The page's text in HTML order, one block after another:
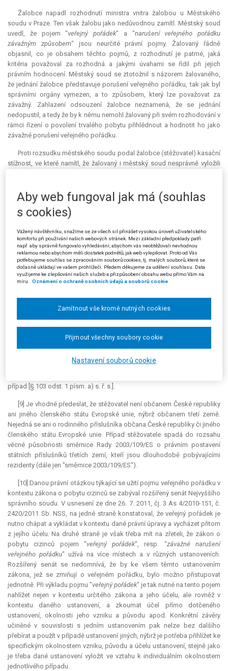
Žalobce napadl rozhodnutí ministra vnitra žalobou u Městského
soudu v Praze. Ten však žalobu jako nedůvodnou zamítl. Městský soud
uvedl, že pojem "veřejný pořádek" a "narušení veřejného pořádku
závažným způsobem" jsou neurčité právní pojmy. Žalovaný řádně
objasnil, co je obsahem těchto pojmů, z rozhodnutí je patrné, jaká
kritéria považoval za rozhodná a jakými úvahami se řídil při jejich
právním hodnocení. Městský soud se ztotožnil s názorem žalovaného,
že jednání žalobce představuje porušení veřejného pořádku, tak jak byl
správními orgány vymezen, a to způsobem, který lze považovat za
závažný. Zahlazení odsouzení žalobce neznamená, že se jednání
nedopustil, a tedy že by k němu nemohl žalovaný při svém rozhodování v
rámci řízení o povolení trvalého pobytu přihlédnout a hodnotit ho jako
závažné porušení veřejného pořádku.
Proti rozsudku městského soudu podal žalobce (stěžovatel) kasační
stížnost, ve které namítl, že žalovaný i městský soud nesprávně vyložili
Narušením veřejného pořádku může být jen takové jednání, které bude
představovat skutečné, aktuální a dostatečně závažné ohrožení
některého ze základních zájmů společnosti. Stěžovatel se dopustil
nebezpečnost se odrazila v uložení mírného trestu. Odsouzení nadto
bylo ještě před rozhodnutím žalovaného zahlazeno. Nehledě na to, že
krátce po spáchání trestného činu mu bylo cizineckou policií
prodlouženo povolení k dlouhodobému pobytu. Stěžovatel se snaží
svým vzorným přístupem k práci odčinit své dřívější protiprávní jednání,
od jehož spáchání uplynulo již více než pět let.
Z ODŮVODNĚNÍ:
III. Právní hodnocení Nejvyššího správního soudu
(...) [8] Spornou právní otázkou je výklad neurčitého právního pojmu
případ [§ 103 odst. 1 písm. a) s. ř. s.].
[9] Je vhodné předeslat, že stěžovatel není občanem České republiky
ani jiného členského státu Evropské unie, nýbrž občanem třetí země.
Nejedná se ani o rodinného příslušníka občana České republiky či jiného
členského státu Evropské unie. Případ stěžovatele spadá do rozsahu
věcné působnosti směrnice Rady 2003/109/ES o právním postavení
státních příslušníků třetích zemí, kteří jsou dlouhodobě pobývajícími
rezidenty (dále jen "směrnice 2003/109/ES").
[10] Danou právní otázkou týkající se užití pojmu veřejného pořádku v
kontextu zákona o pobytu cizinců se zabýval rozšířený senát Nejvyššího
správního soudu. V usnesení ze dne 26. 7. 2011, čj. 3 As 4/2010-151, č.
2420/2011 Sb. NSS, na jedné straně konstatoval, že veřejný pořádek je
nutno chápat a vykládat v kontextu dané právní úpravy a vycházet přitom
z jejího účelu. Na druhé straně je však třeba mít na zřeteli, že zákon o
pobytu cizinců pojem "veřejný pořádek", resp. "závažné narušení
veřejného pořádku" užívá na více místech a v různých ustanoveních.
Rozšířený senát se nedomnívá, že by ke všem těmto ustanovením
zákona, jež se zmiňují o veřejném pořádku, bylo možno přistupovat
jednotně. Při výkladu pojmu "veřejný pořádek" je tak nutné na tento pojem
nahlížet nejen v kontextu určitého zákona a jeho účelu, ale rovněž v
kontextu daného ustanovení, a zkoumat účel přímo dotčeného
ustanovení, okolnosti jeho vzniku a původu apod. Konkrétní závěry
učiněné v souvislosti s jedním ustanovením pak nelze bez dalšího
přebírat a použít v případě ustanovení jiných, nýbrž je potřeba přihlížet ke
specifickým okolnostem vzniku, původu a účelu ustanovení, stejně jako
je třeba dané ustanovení vyložit ve vztahu k individuálním okolnostem
jednotlivého případu.
Aby web fungoval jak má (souhlas
s cookies)
Vážený návštěvníku, snažíme se ze všech sil přinášet vysokou úroveň uživatelského
komfortu při používání našich webových stránek. Mezi základní předpoklady patří
např. aby správně fungovalo vyhledávání, abychom vás neobtěžovali nevhodnou
reklamou nebo abychom měli dostatek podnětů, jak web vylepšovat. Proto od Vás
potřebujeme souhlas se zpracováním souborů cookies, tj. malých souborů, které se
dočasně ukládají ve vašem prohlížeči. Předem děkujeme za udělení souhlasu. Data
využijeme ke zlepšování našich služeb a přizpůsobení obsahu webu přímo Vám na
míru.
Oznámení o ochraně osobních údajů a souborů cookie
Nastavení souborů cookie
Zamítnout vše kromě nutných cookies
Přijmout všechny soubory cookie